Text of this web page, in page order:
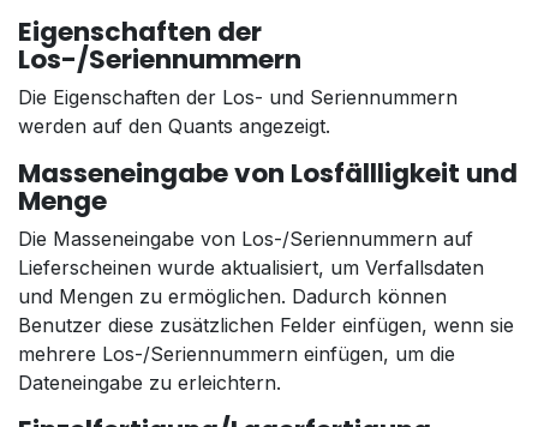
Eigenschaften der
Los-/Seriennummern
Die Eigenschaften der Los- und Seriennummern
werden auf den Quants angezeigt.
Masseneingabe von Losfällligkeit und
Menge
Die Masseneingabe von Los-/Seriennummern auf
Lieferscheinen wurde aktualisiert, um Verfallsdaten
und Mengen zu ermöglichen. Dadurch können
Benutzer diese zusätzlichen Felder einfügen, wenn sie
mehrere Los-/Seriennummern einfügen, um die
Dateneingabe zu erleichtern.